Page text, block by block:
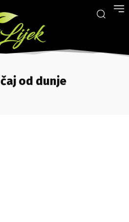
čaj od dunje